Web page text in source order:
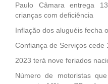
Paulo Câmara entrega
crianças com deficiência
Inflação dos aluguéis fecha
Confiança de Serviços cede
2023 terá nove feriados
Número de motoristas